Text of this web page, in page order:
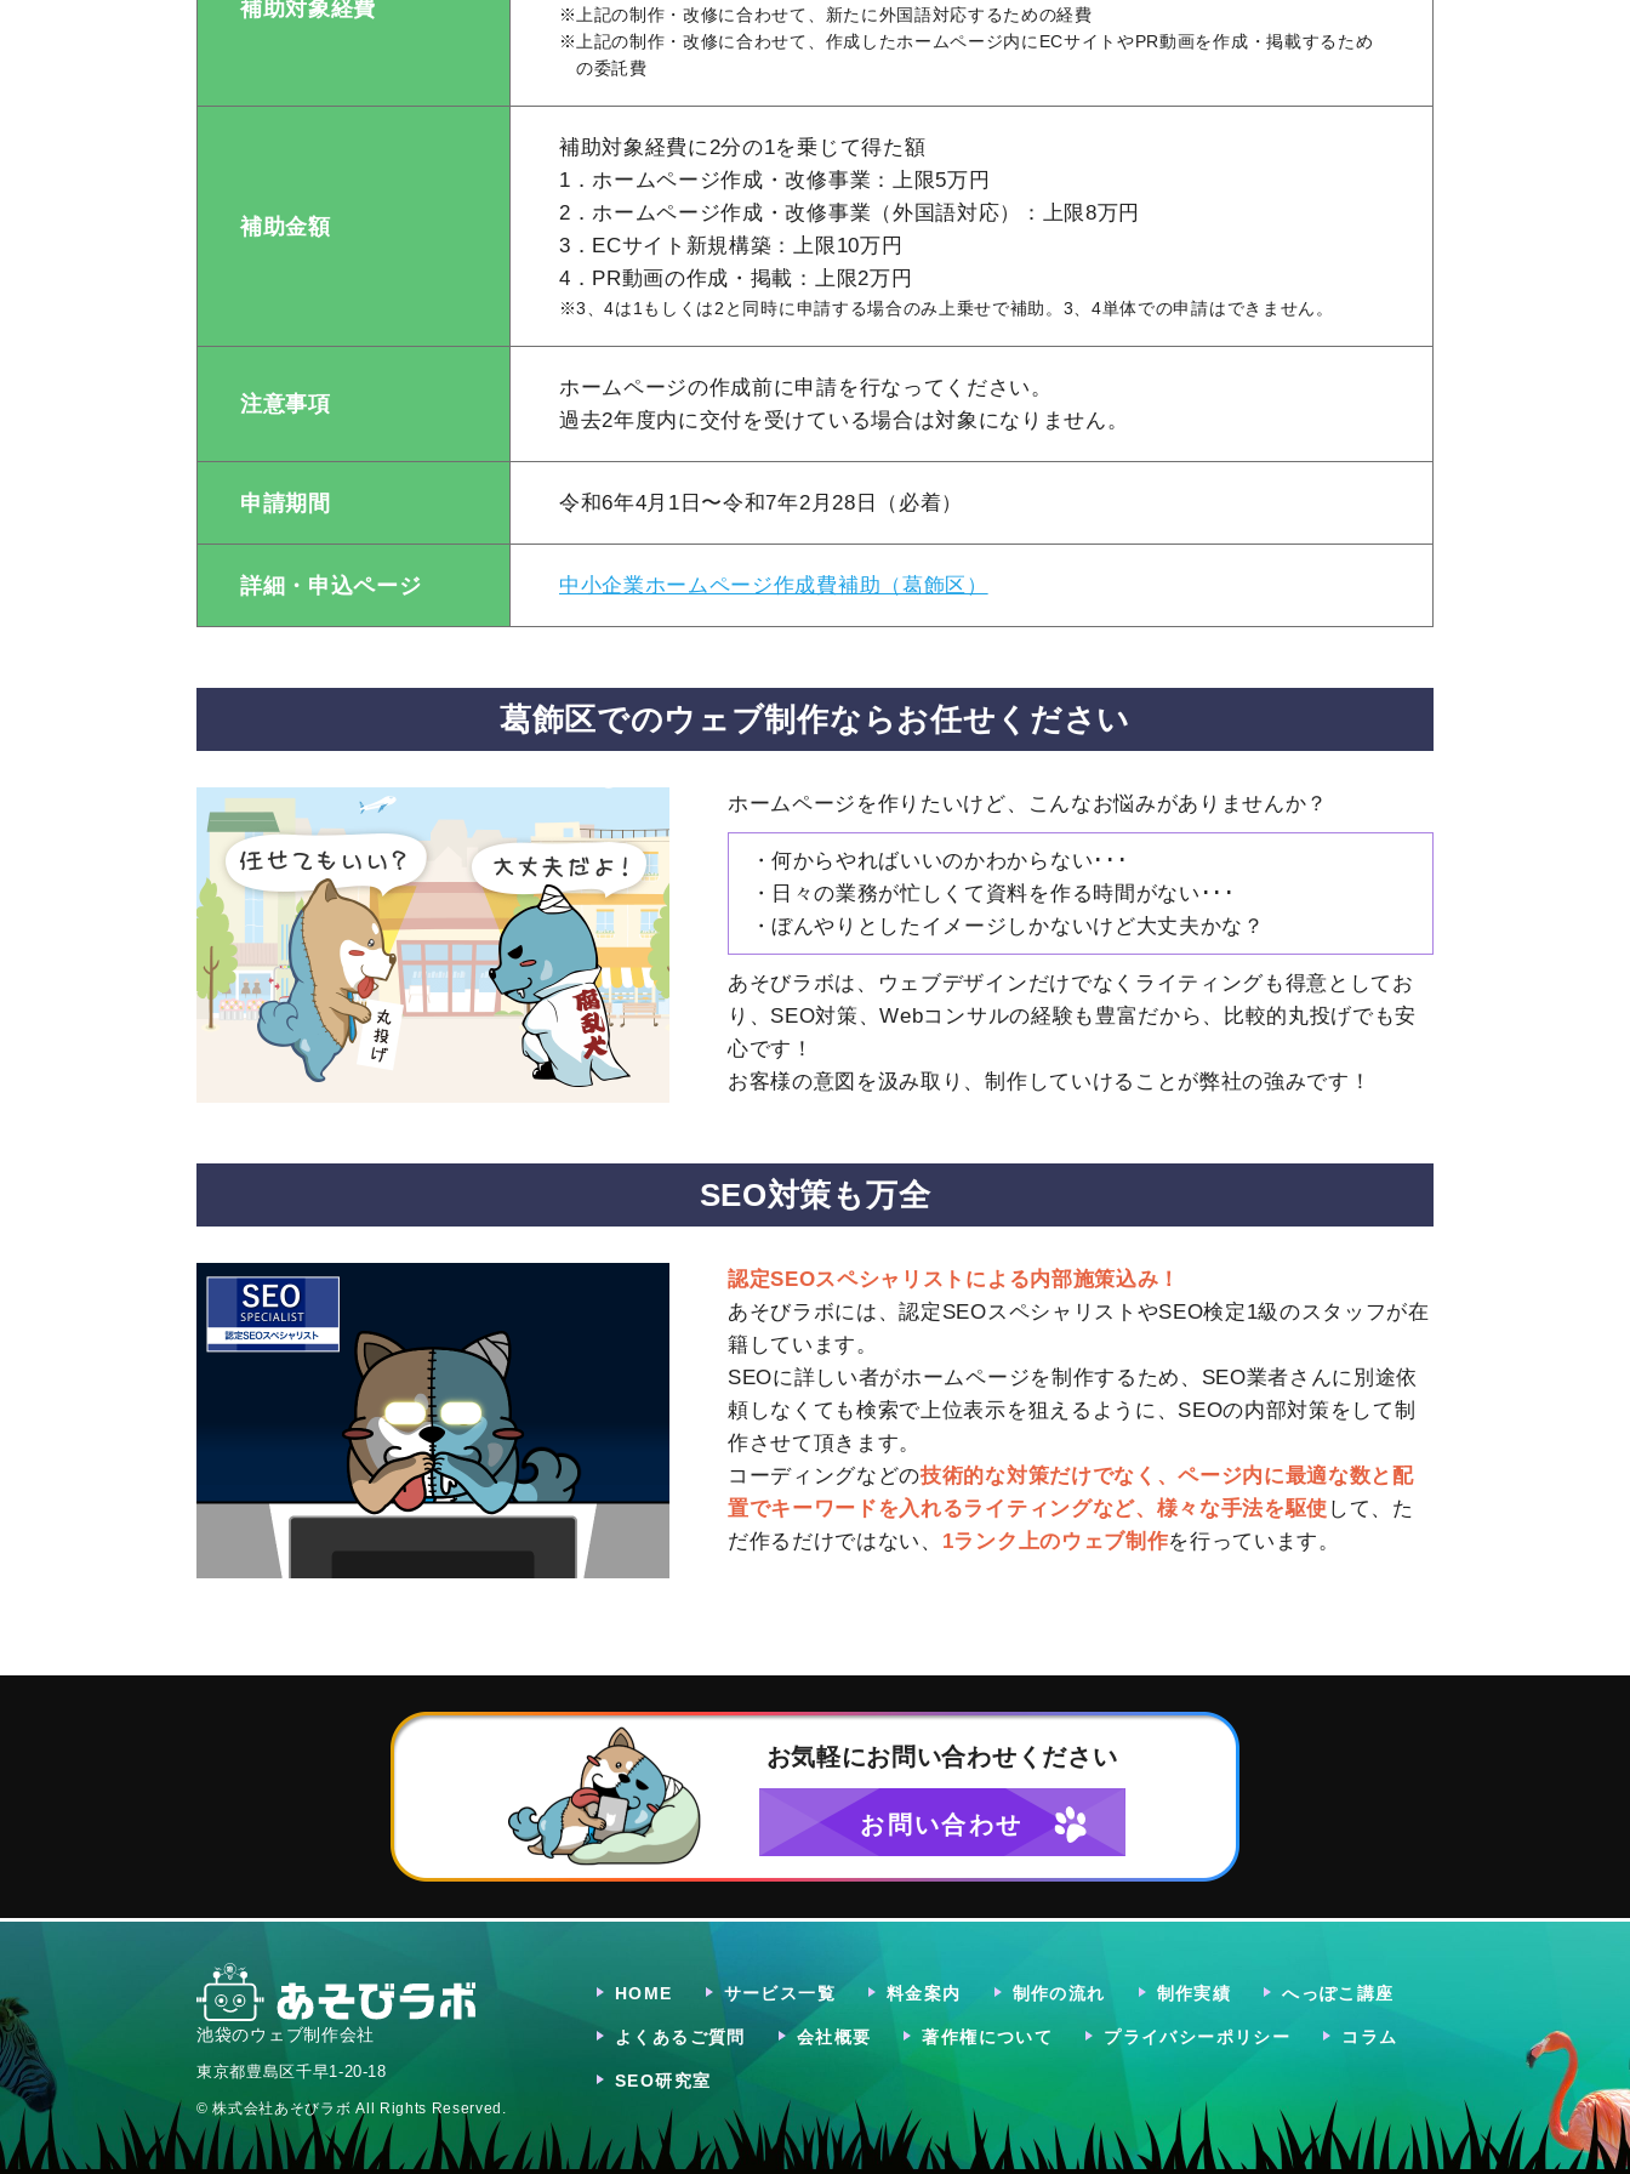
補助対象経費
上記の制作・改修に合わせて、新たに外国語対応するための経費
上記の制作・改修に合わせて、作成したホームページ内にECサイトやPR動画を作成・掲載するため
の委託費
補助金額
補助対象経費に2分の1を乗じて得た額
1．ホームページ作成・改修事業：上限5万円
2．ホームページ作成・改修事業（外国語対応）：上限8万円
3．ECサイト新規構築：上限10万円
4．PR動画の作成・掲載：上限2万円
3、4は1もしくは2と同時に申請する場合のみ上乗せで補助。3、4単体での申請はできません。
注意事項
ホームページの作成前に申請を行なってください。
過去2年度内に交付を受けている場合は対象になりません。
申請期間 令和6年4月1日〜令和7年2月28日（必着）
詳細・申込ページ 中小企業ホームページ作成費補助（葛飾区）
葛飾区でのウェブ制作ならお任せください
ホームページを作りたいけど、こんなお悩みがありませんか？
何からやればいいのかわからない･･･
日々の業務が忙しくて資料を作る時間がない･･･
ぼんやりとしたイメージしかないけど大丈夫かな？
あそびラボは、ウェブデザインだけでなくライティングも得意としてお
り、SEO対策、Webコンサルの経験も豊富だから、比較的丸投げでも安
心です！
お客様の意図を汲み取り、制作していけることが弊社の強みです！
SEO対策も万全
認定SEOスペシャリストによる内部施策込み！
あそびラボには、認定SEOスペシャリストやSEO検定1級のスタッフが在
籍しています。
SEOに詳しい者がホームページを制作するため、SEO業者さんに別途依
頼しなくても検索で上位表示を狙えるように、SEOの内部対策をして制
作させて頂きます。
コーディングなどの技術的な対策だけでなく、ページ内に最適な数と配
置でキーワードを入れるライティングなど、様々な手法を駆使 して、た
だ作るだけではない、 1ランク上のウェブ制作を行っています。
お気軽にお問い合わせください
お問い合わせ
池袋のウェブ制作会社
東京都豊島区千早1-20-18
© 株式会社あそびラボ All Rights Reserved.
HOME サービス一覧 料金案内 制作の流れ 制作実績 へっぽこ講座
よくあるご質問 会社概要 著作権について プライバシーポリシー コラム
SEO研究室